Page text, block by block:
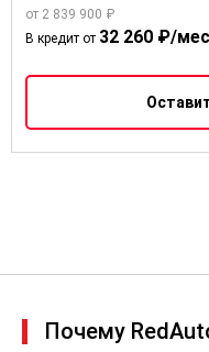
от 2 839 900 ₽
В кредит от 32 260 ₽/
Почему